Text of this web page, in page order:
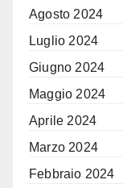
Agosto 2024
Luglio 2024
Giugno 2024
Maggio 2024
Aprile 2024
Marzo 2024
Febbraio 2024